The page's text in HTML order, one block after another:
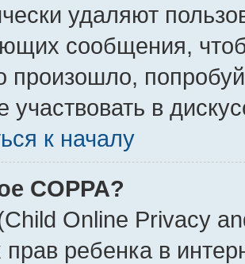
удаляют
сообщения,
произошло,
участвовать в
к началу
COPPA?
Online Privacy
прав ребенка в